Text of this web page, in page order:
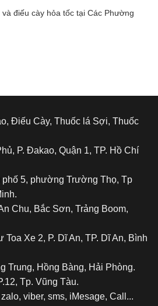
điếu cày hỏa tốc tại Các Phường
Điếu Cày, Thuốc lá Sợi, Thuốc
P. Đakao, Quận 1, TP. Hồ Chí
5, phường Trường Thọ, Tp
Chu, Bắc Sơn, Trảng Boom,
Xe 2, P. Dĩ An, TP. Dĩ An, Bình
Trung, Hồng Bàng, Hải Phòng.
Tp. Vũng Tàu.
viber, sms, iMesage, Call...